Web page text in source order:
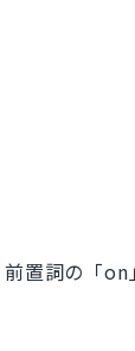
置詞の「